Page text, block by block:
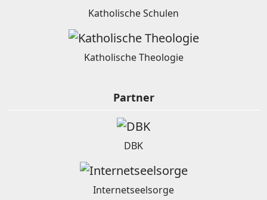
Katholische Schulen
Katholische Theologie
Partner
DBK
Internetseelsorge